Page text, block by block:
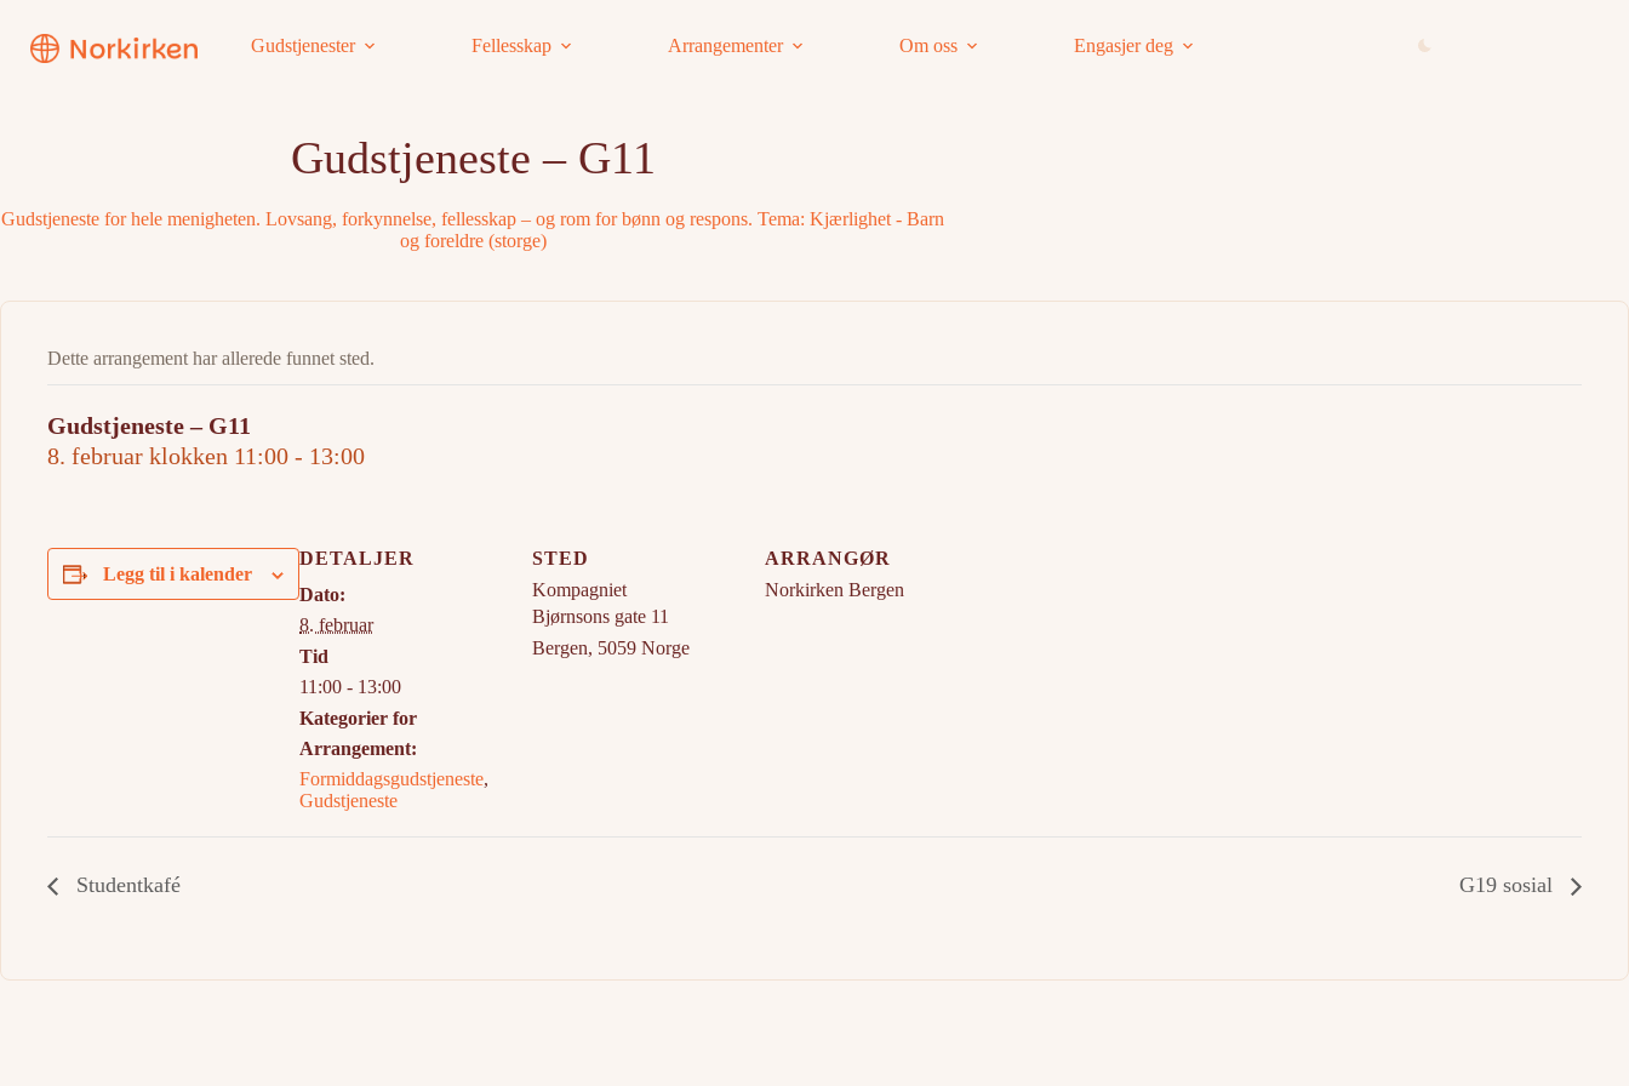
innholdet
Gudstjenester Fellesskap Arrangementer Om oss Engasjer deg
Gudstjeneste – G11
Gudstjeneste for hele menigheten. Lovsang, forkynnelse, fellesskap – og rom for bønn og respons. Tema: Kjærlighet - Barn
og foreldre (storge)
Dette arrangement har allerede funnet sted.
Gudstjeneste – G11
8. februar klokken 11:00 - 13:00
Legg til i kalender
DETALJER
Dato:
8. februar
Tid
11:00 - 13:00
Kategorier for
Arrangement:
Formiddagsgudstjeneste,
Gudstjeneste
STED
Kompagniet
Bjørnsons gate 11
Bergen, 5059 Norge
ARRANGØR
Norkirken Bergen
Studentkafé G19 sosial